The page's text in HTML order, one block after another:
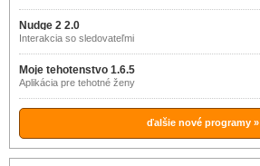
Nudge 2 2.0
Interakcia so sledovateľmi
Moje tehotenstvo 1.6.5
Aplikácia pre tehotné ženy
ďalšie nové programy »